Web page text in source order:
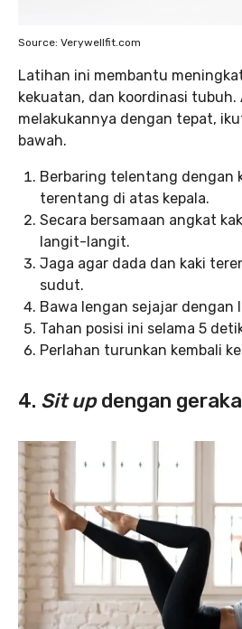
Source: Verywellfit.com
Latihan ini membantu
kekuatan, dan koordinasi tubuh.
melakukannya dengan tepat,
bawah.
Berbaring telentang dengan
terentang di atas kepala.
Secara bersamaan angkat
langit-langit.
Jaga agar dada dan kaki
sudut.
Bawa lengan sejajar dengan
Tahan posisi ini selama 5
Perlahan turunkan kembali
4. Sit updengan